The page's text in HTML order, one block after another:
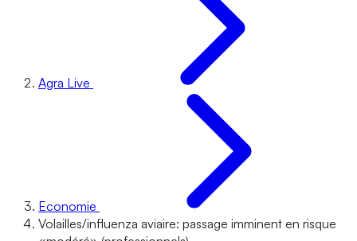
Agra Live
Economie
Volailles/influenza aviaire: passage imminent en risque